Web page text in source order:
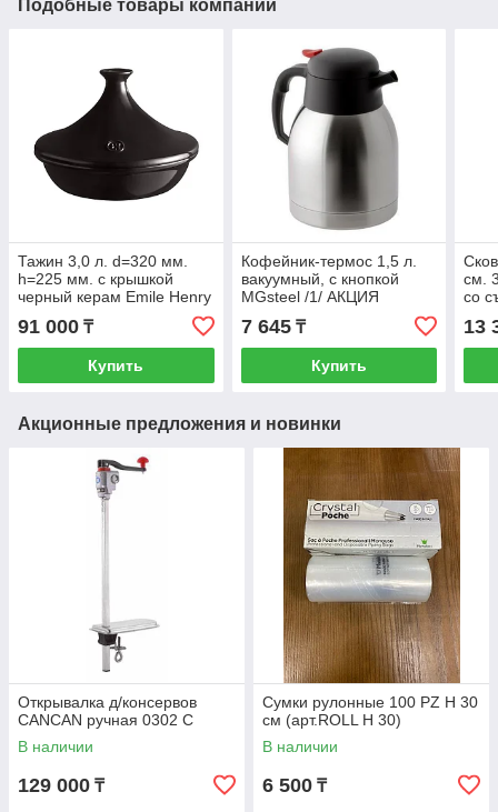
Подобные товары компании
Тажин 3,0 л. d=320 мм.
h=225 мм. с крышкой
черный керам Emile Henry
91 000 ₸
Купить
Кофейник-термос 1,5 л.
вакуумный, с кнопкой
MGsteel /1/ АКЦИЯ
7 645₸
Купить
см.
со
13
Акционные предложения и новинки
Открывалка д/консервов
CANCAN ручная 0302 С
В наличии
129 000 ₸
Сумки рулонные 100 PZ H 30
см (арт.ROLL H 30)
В наличии
6 500 ₸